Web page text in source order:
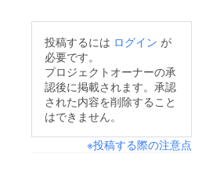
投稿するには ログイン が
必要です。
プロジェクトオーナーの承
認後に掲載されます。承認
された内容を削除すること
はできません。
※投稿する際の注意点